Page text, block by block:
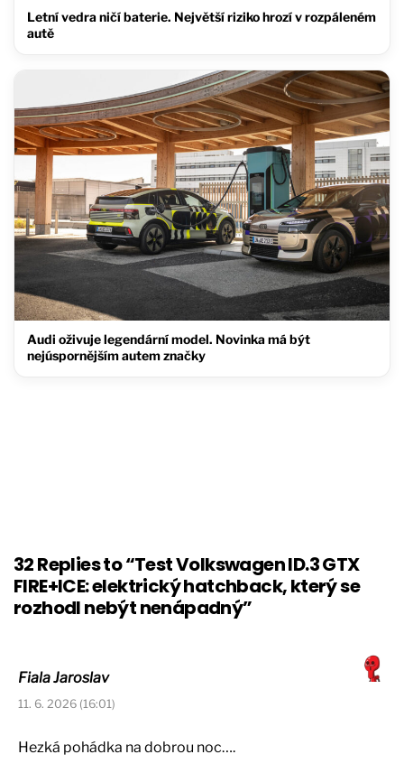
Letní vedra ničí baterie. Největší riziko hrozí v rozpáleném
autě
Audi oživuje legendární model. Novinka má být
nejúspornějším autem značky
32 Replies to “Test Volkswagen ID.3 GTX
FIRE+ICE: elektrický hatchback, který se
rozhodl nebýt nenápadný”
Fiala Jaroslav
11. 6. 2026 (16:01)
Hezká pohádka na dobrou noc….